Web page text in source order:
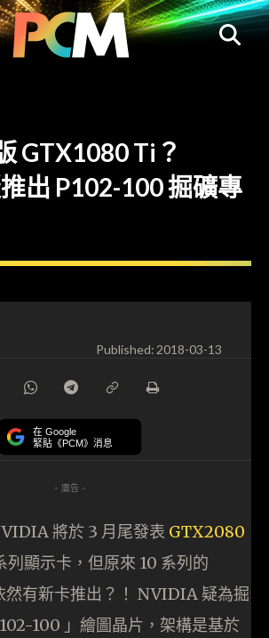
GTX1080 Ti？
出 P102-100 掘礦專
Published:2018-03-13
在 Google
緊貼《PCM》消息
- 廣告 -
將於 3 月尾發表 GTX2080
顯示卡，但原來 10 系列的
然有新卡推出？！ NVIDIA 疑為掘
100 」繪圖晶片，架構是基於